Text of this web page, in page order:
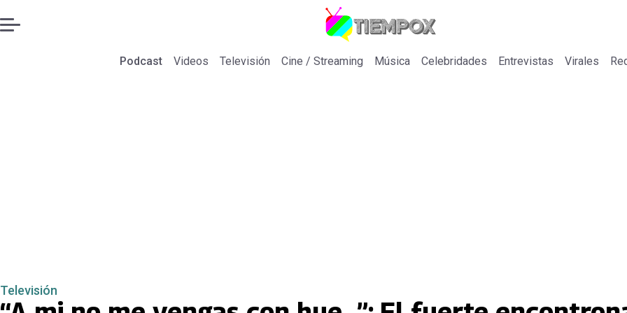
Podcast Videos Televisión Cine / Streaming Música Celebridades Entrevistas Virales
Televisión